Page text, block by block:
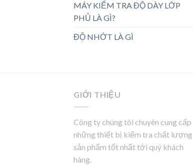
MÁY KIỂM TRA ĐỘ DÀY LỚP
PHỦ LÀ GÌ?
ĐỘ NHỚT LÀ GÌ
GIỚI THIỆU
Công ty chúng tôi chuyên cung cấp
những thiết bị kiểm tra chất lượng
sản phẩm tốt nhất tới quý khách
hàng.